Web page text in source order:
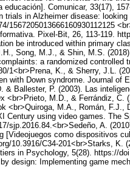
educación]. Comunicar, 33(17),
trials in Alzheimer disease:
1567205013666160930112125
Pixel-Bit, 26, 113-119.
be introduced within primary
Song, M.J., & Shin, M.S.
a randomized controlled
1<br>Prena, K., & Sherry, J.L.
with Down syndrome. Journal of
& Ballester, P. (2003). Las
<br>Prieto, M.D., & Ferrándiz,
<br>Quiroga, M.A., Román,
Century using video games. The
sjp.2016.84.<br>Sedeño, A.
[Videojuegos como dispositivos
10.3916/C34-201<br>Starks, K.
in Psychology, 5(28). https://
design: Implementing game